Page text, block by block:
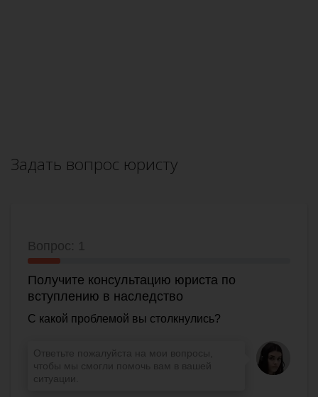
Задать вопрос юристу